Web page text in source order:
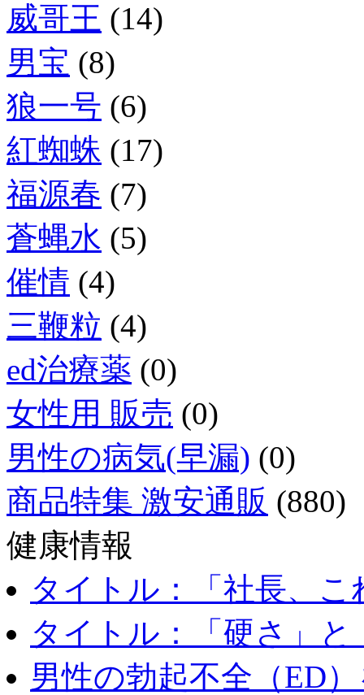
威哥王 (14)
男宝 (8)
狼一号 (6)
紅蜘蛛 (17)
福源春 (7)
蒼蝿水 (5)
催情 (4)
三鞭粒 (4)
ed治療薬 (0)
女性用 販売 (0)
男性の病気(早漏) (0)
商品特集 激安通販 (880)
健康情報
タイトル：「社長、こ
タイトル：「硬さ」と
男性の勃起不全（ED